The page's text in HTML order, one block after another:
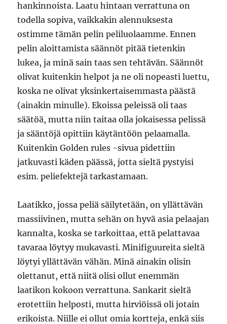
hankinnoista. Laatu hintaan verrattuna on
todella sopiva, vaikkakin alennuksesta
ostimme tämän pelin peliluolaamme. Ennen
pelin aloittamista säännöt pitää tietenkin
lukea, ja minä sain taas sen tehtävän. Säännöt
olivat kuitenkin helpot ja ne oli nopeasti luettu,
koska ne olivat yksinkertaisemmasta päästä
(ainakin minulle). Ekoissa peleissä oli taas
säätöä, mutta niin taitaa olla jokaisessa pelissä
ja sääntöjä opittiin käytäntöön pelaamalla.
Kuitenkin Golden rules -sivua pidettiin
jatkuvasti käden päässä, jotta sieltä pystyisi
esim. peliefektejä tarkastamaan.
Laatikko, jossa peliä säilytetään, on yllättävän
massiivinen, mutta sehän on hyvä asia pelaajan
kannalta, koska se tarkoittaa, että pelattavaa
tavaraa löytyy mukavasti. Minifiguureita sieltä
löytyi yllättävän vähän. Minä ainakin olisin
olettanut, että niitä olisi ollut enemmän
laatikon kokoon verrattuna. Sankarit sieltä
erotettiin helposti, mutta hirviöissä oli jotain
erikoista. Niille ei ollut omia kortteja, enkä siis